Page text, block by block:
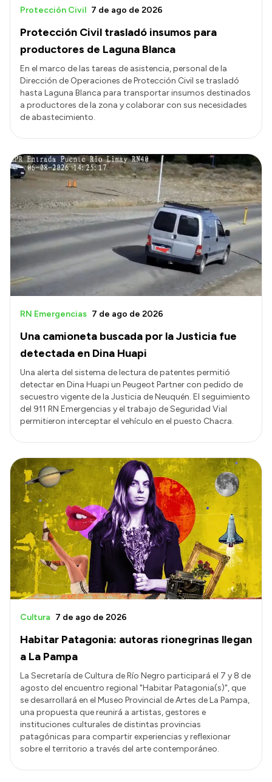
Protección Civil trasladó insumos para
productores de Laguna Blanca
Protección Civil 7 de ago de 2026
En el marco de las tareas de asistencia, personal de la
Dirección de Operaciones de Protección Civil se trasladó
hasta Laguna Blanca para transportar insumos destinados
a productores de la zona y colaborar con sus necesidades
de abastecimiento.
Una camioneta buscada por la Justicia fue
detectada en Dina Huapi
RN Emergencias 7 de ago de 2026
Una alerta del sistema de lectura de patentes permitió
detectar en Dina Huapi un Peugeot Partner con pedido de
secuestro vigente de la Justicia de Neuquén. El seguimiento
del 911 RN Emergencias y el trabajo de Seguridad Vial
permitieron interceptar el vehículo en el puesto Chacra.
Habitar Patagonia: autoras rionegrinas llegan
a La Pampa
Cultura 7 de ago de 2026
La Secretaría de Cultura de Río Negro participará el 7 y 8 de
agosto del encuentro regional "Habitar Patagonia(s)", que
se desarrollará en el Museo Provincial de Artes de La Pampa,
una propuesta que reunirá a artistas, gestores e
instituciones culturales de distintas provincias
patagónicas para compartir experiencias y reflexionar
sobre el territorio a través del arte contemporáneo.